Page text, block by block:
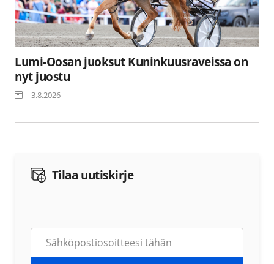
Lumi-Oosan juoksut Kuninkuusraveissa on
nyt juostu
3.8.2026
Tilaa uutiskirje